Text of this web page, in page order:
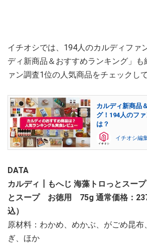
イチオシでは、194人のカルディファ
ディ新商品＆おすすめランキング」も
ァン調査1位の人気商品をチェックし
カルディ新商品
グ！194人のフ
は？
イチオシ編
DATA
カルディ┃もへじ 海藻トロっとスー
とスープ お徳用 75g 通常価格：
込）
原材料：わかめ、めかぶ、がごめ昆
ぎ、ほか